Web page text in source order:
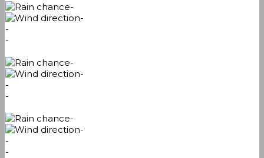
-
-
-
-
-
-
-
-
-
-
-
-